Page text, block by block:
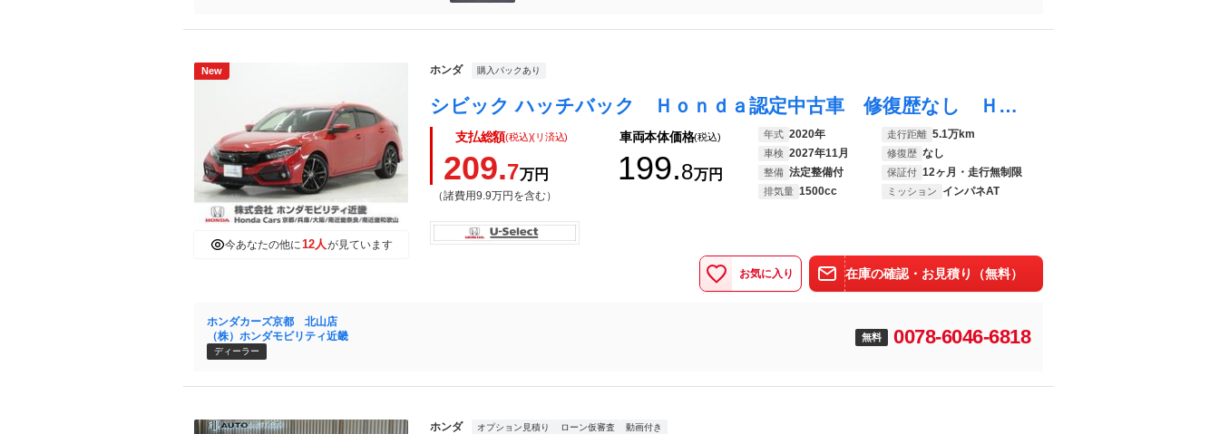
New
今あなたの他に12人が見ています
ホンダ 購入パックあり
シビック ハッチバック Ｈｏｎｄａ認定中古車 修復歴なし Ｈｏｎｄａ販売店全国保証１年 禁煙車 ７インチ純正ナビ 前後ドラレコ ＥＴＣ２．０ バックカメラ アダプティブクルーズコントロール Ｂｌｕｅｔｏｏｔｈ パドルシフト
支払総額(税込)(リ済込)
209.7万円
（諸費用9.9万円を含む）
車両本体価格(税込)
199.8万円
年式 2020年 走行距離 5.1万km
車検 2027年11月 修復歴 なし
整備 法定整備付 保証付 12ヶ月・走行無制限
排気量 1500cc ミッション インパネAT
お気に入り 在庫の確認・お見積り（無料）
ホンダカーズ京都 北山店
（株）ホンダモビリティ近畿
ディーラー
無料 0078-6046-6818
ホンダ オプション見積り ローン仮審査 動画付き